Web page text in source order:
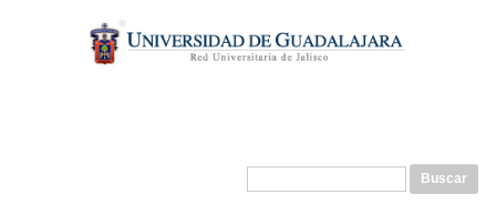
contenido
principal
Formulario de búsqueda
Buscar